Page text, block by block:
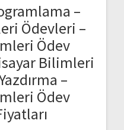
–
Ödevleri –
Ödev
Bilimleri
–
Ödev